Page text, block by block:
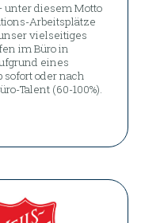
unter diesem Motto
Arbeitsplätze
vielseitiges
im Büro in
eines
oder nach
Talent (60-100%).